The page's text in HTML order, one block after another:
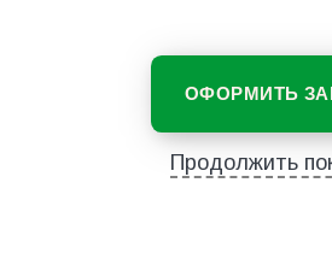
ОФОРМИТЬ
Продолжить